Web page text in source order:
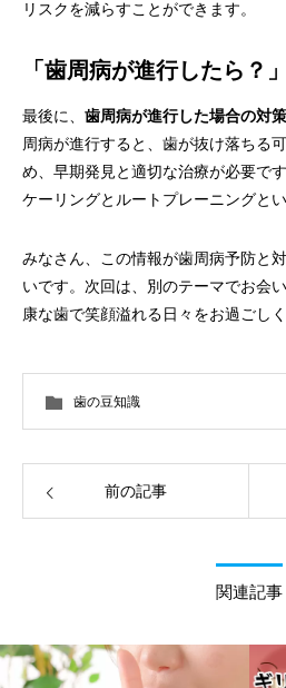
リスクを減らすことができます。
「歯周病が進行したら？」
最後に、 歯周病が進行した場合の対策
周病が進行すると、歯が抜け落ちる
め、早期発見と適切な治療が必要で
ケーリングとルートプレーニングと
みなさん、この情報が歯周病予防と
いです。次回は、別のテーマでお会
康な歯で笑顔溢れる日々をお過ごしく
歯の豆知識
前の記事
関連記事